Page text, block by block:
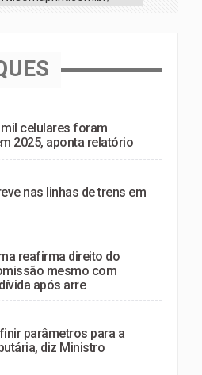
celulares foram
2025, aponta relatório
nas linhas de trens em
reafirma direito do
mesmo com
após arre
parâmetros para a
diz Ministro